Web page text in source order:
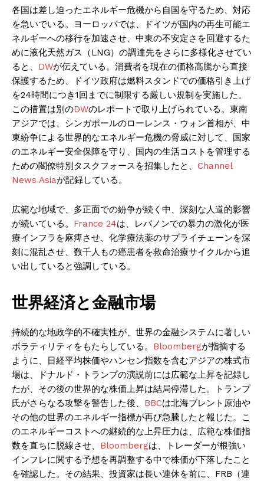
各国は差し迫ったエネルギー危機から自国を守るため、対応
を急いでいる。ヨーロッパでは、ドイツが国内の再生可能エ
ネルギーへの移行を加速させ、中東の不安定さを回避するた
めに液化天然ガス（LNG）の調達先をさらに多様化させてい
ると、 DWが伝えている。消費者を現在の価格高騰から直接
保護するため、ドイツ政府は燃料スタンドでの価格引き上げ
を24時間につき1回までに制限する厳しい規制を実施した。
この措置は別のDWのレポートで取り上げられている。東南
アジアでは、シンガポールのローレンス・ウォン首相が、中
東紛争による世界的なエネルギー危機の脅威に対して、国家
のエネルギー安全保障を守り、国内の生活コストを管理する
ための閣僚特別タスクフォースを招集したと、 Channel
News Asiaが記録している。
広範な地域で、多正面での紛争が続く中、深刻な人道的影響
が続いている。 France 24は、レバノンでの暴力の激化が医
療インフラを麻痺させ、化学療法薬のサプライチェーンを深
刻に混乱させ、数千人もの癌患者を救命治療サイクルから追
い出していると強調している。
世界経済と金融市場
持続的な地政学的不確実性が、世界の金融システムに著しい
ボラティリティをもたらしている。 Bloombergが指摘する
ように、日経平均株価やハンセン指数を含むアジアの株式市
場は、ドナルド・トランプの演説前には広範な上昇を記録し
たが、その後の世界的な株価上昇は結局停滞した。トランプ
氏がさらなる攻撃を警告した後、 BBCは北海ブレント原油や
その他の世界のエネルギー指標が再び急騰したと報じた。こ
のエネルギーコストへの継続的な上昇圧力は、広範な株価指
数を直ちに脱線させ、 Bloombergは、トレーダーが根強い
インフレに関する予想を再調整する中で株価が下落したこと
を確認した。その結果、投資家は長い連休を前に、FRB（連